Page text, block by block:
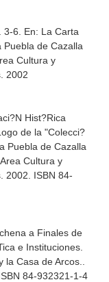
3-6. En: La Carta
de Cazalla
Cultura y
2002
Hist?Rica
de la "Colecci?
Puebla de Cazalla
Cultura y
2002. ISBN 84-
a Finales de
e Instituciones.
la Casa de Arcos.
84-932321-1-4